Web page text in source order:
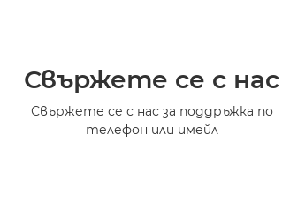
Свържете се с нас
Свържете се с нас за поддръжка по
телефон или имейл